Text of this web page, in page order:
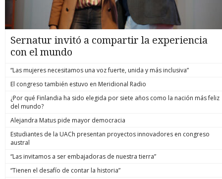
Sernatur invitó a compartir la experiencia
con el mundo
“Las mujeres necesitamos una voz fuerte, unida y más inclusiva”
El congreso también estuvo en Meridional Radio
¿Por qué Finlandia ha sido elegida por siete años como la nación más feliz
del mundo?
Alejandra Matus pide mayor democracia
Estudiantes de la UACh presentan proyectos innovadores en congreso
austral
“Las invitamos a ser embajadoras de nuestra tierra”
“Tienen el desafío de contar la historia”